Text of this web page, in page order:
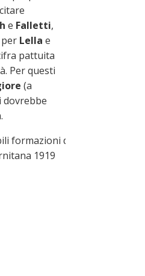
e Falletti,
Lella e
pattuita
Per questi
(a
dovrebbe
1919